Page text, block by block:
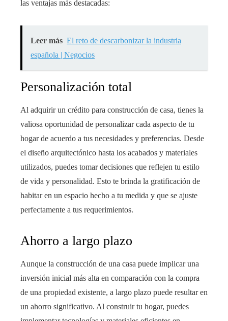
las ventajas más destacadas:
Leer más El reto de descarbonizar la industria
española | Negocios
Personalización total
Al adquirir un crédito para construcción de casa, tienes la
valiosa oportunidad de personalizar cada aspecto de tu
hogar de acuerdo a tus necesidades y preferencias. Desde
el diseño arquitectónico hasta los acabados y materiales
utilizados, puedes tomar decisiones que reflejen tu estilo
de vida y personalidad. Esto te brinda la gratificación de
habitar en un espacio hecho a tu medida y que se ajuste
perfectamente a tus requerimientos.
Ahorro a largo plazo
Aunque la construcción de una casa puede implicar una
inversión inicial más alta en comparación con la compra
de una propiedad existente, a largo plazo puede resultar en
un ahorro significativo. Al construir tu hogar, puedes